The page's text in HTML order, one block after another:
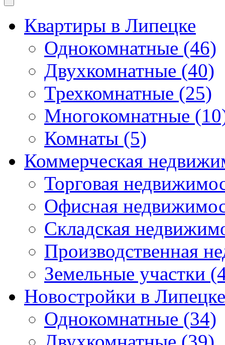
Квартиры в Липецке
Однокомнатные (46)
Двухкомнатные (40)
Трехкомнатные (25)
Многокомнатные
Комнаты (5)
Коммерческая
Торговая
Офисная
Складская
Производственная
Земельные участки
Новостройки в Липецке
Однокомнатные (34)